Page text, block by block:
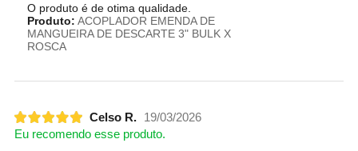
O produto é de otima qualidade.
Produto: ACOPLADOR EMENDA DE
MANGUEIRA DE DESCARTE 3" BULK X
ROSCA
Celso R.
19/03/2026
Eu recomendo esse produto.